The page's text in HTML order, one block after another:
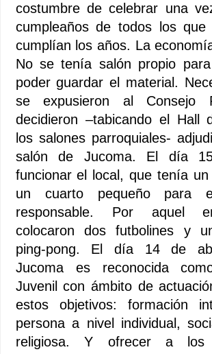
costumbre de celebrar una
cumpleaños de todos los
cumplían los años. La
No se tenía salón propio
poder guardar el material.
se expusieron al Consejo
decidieron –tabicando el Hall
los salones parroquiales-
salón de Jucoma. El día
funcionar el local, que tenía
un cuarto pequeño para
responsable. Por aquel
colocaron dos futbolines y
ping-pong. El día 14 de
Jucoma es reconocida
Juvenil con ámbito de
estos objetivos: formación
persona a nivel individual,
religiosa. Y ofrecer a los